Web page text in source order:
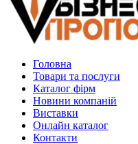
Головна
Товари та послуги
Каталог фірм
Новини компаній
Виставки
Онлайн каталог
Контакти